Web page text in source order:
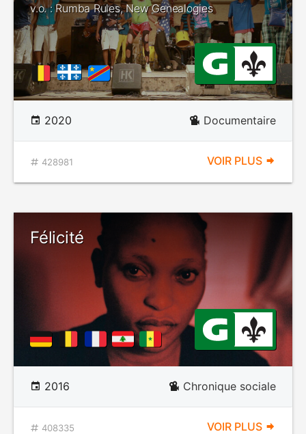
v.o. : Rumba Rules, New Genealogies
2020 Documentaire
428981 VOIR PLUS
Félicité
2016 Chronique sociale
408335 VOIR PLUS